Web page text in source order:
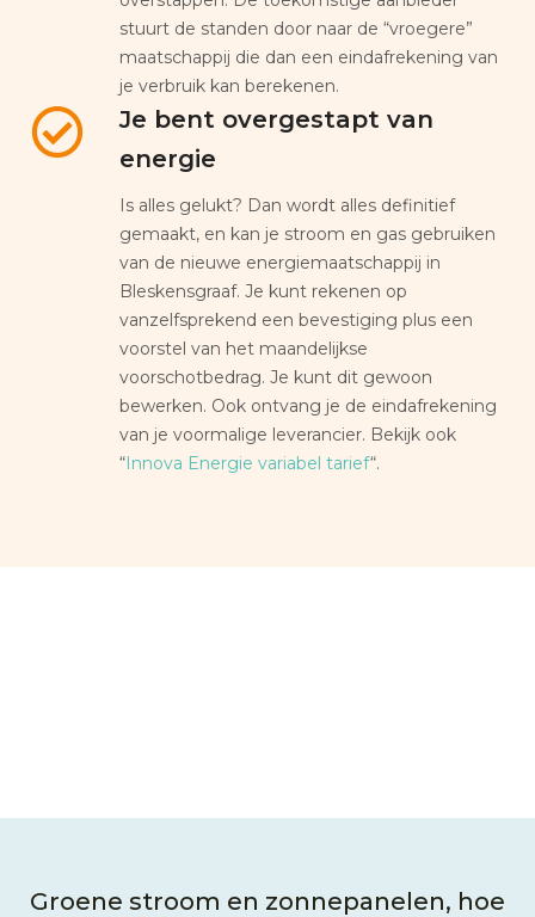
stuurt de standen door naar de “vroegere”
maatschappij die dan een eindafrekening van
je verbruik kan berekenen.
Je bent overgestapt van
energie
Is alles gelukt? Dan wordt alles definitief
gemaakt, en kan je stroom en gas gebruiken
van de nieuwe energiemaatschappij in
Bleskensgraaf. Je kunt rekenen op
vanzelfsprekend een bevestiging plus een
voorstel van het maandelijkse
voorschotbedrag. Je kunt dit gewoon
bewerken. Ook ontvang je de eindafrekening
van je voormalige leverancier. Bekijk ook
“Innova Energie variabel tarief“.
Groene stroom en zonnepanelen, hoe